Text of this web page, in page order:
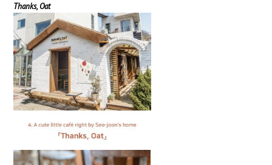
Thanks, Oat